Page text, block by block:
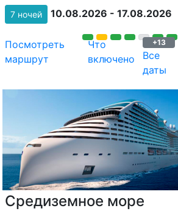
7 ночей 10.08.2026 - 17.08.2026
Посмотреть
маршрут
Что
включено
+13
Все
даты
Средиземное море